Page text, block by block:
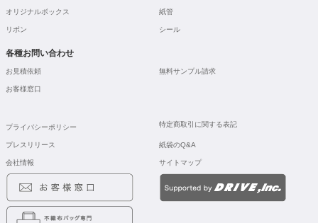
オリジナルボックス 紙管
リボン シール
各種お問い合わせ
お見積依頼 無料サンプル請求
お客様窓口
プライバシーポリシー 特定商取引に関する表記
プレスリリース 紙袋のQ&A
会社情報 サイトマップ